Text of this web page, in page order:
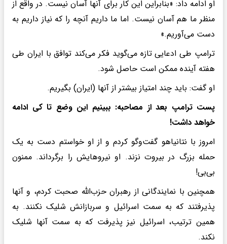
او ادامه داد: «بنابراین این کار برای آنها آسان نیست. در واقع از
منظر ما هم آسان نیست. اما ما داریم آنچه را که نیاز داریم به
دست می‌آوریم.»
ترامپ طی ادعایی تازه می‌گوید فکر می‌کند توافق با ایران طی
هفته آینده ممکن است حاصل شود.
او گفت: باید چند امتیاز بیشتر از آنها (ایران) بگیریم.
پست ترامپ بعد از مصاحبه: ببینیم این وضع تا کی ادامه
خواهد داشت!
امروز با نتانیاهو گفت‌وگو کردم و از او خواستم دست به یک
حمله بزرگ در بیروت نزند. او نیروهایش را برگرداند. ممنون
بی‌بی!
همچنین با نمایندگانی از رهبران حزب‌الله صحبت کردم، و آنها
پذیرفتند که به سمت اسرائیل و سربازانش شلیک نکنند. به
همین ترتیب، اسرائیل نیز پذیرفت که به سمت آنها شلیک
نکند.